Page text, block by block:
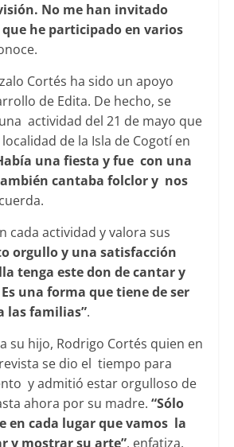
No me han invitado
he participado en varios
Cortés ha sido un apoyo
de Edita. De hecho, se
actividad del 21 de mayo que
de la Isla de Cogotí en
una fiesta y fue con una
cantaba folclor y nos
cada actividad y valora sus
orgullo y una satisfacción
tenga este don de cantar y
una forma que tiene de ser
las familias”.
su hijo, Rodrigo Cortés quien en
se dio el tiempo para
y admitió estar orgulloso de
ahora por su madre. “Sólo
en cada lugar que vamos la
y mostrar su arte”, enfatiza.